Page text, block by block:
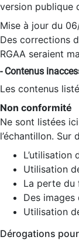
version publique
Mise à jour du
Des corrections
RGAA seraient
- Contenus
Les contenus
Non conformité
Ne sont listées
l’échantillon.
L’utilisation
Utilisation
La perte du
Des
Utilisation
Dérogations